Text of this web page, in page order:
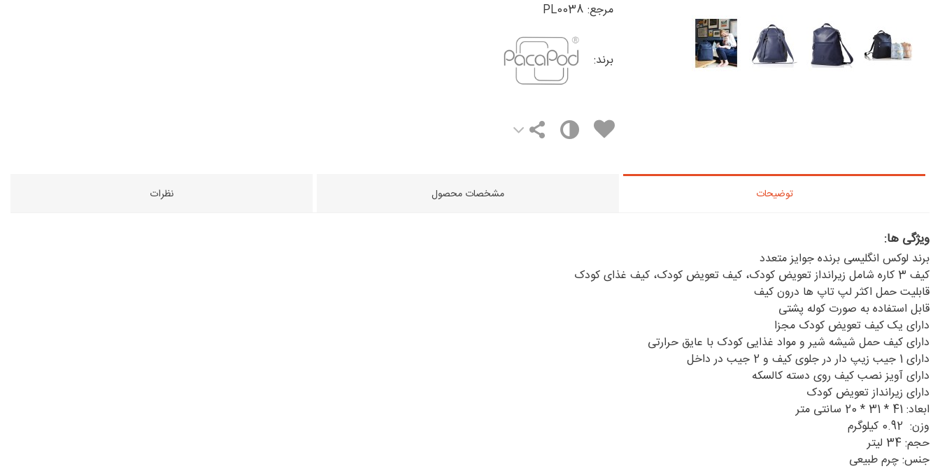
مرجع: PL0038
برند:
توضیحات مشخصات محصول نظرات
ویژگی ها:
برند لوکس انگلیسی برنده جوایز متعدد
کیف 3 کاره شامل زیرانداز تعویض کودک، کیف تعویض کودک، کیف غذای کودک
قابلیت حمل اکثر لپ تاپ ها درون کیف
قابل استفاده به صورت کوله پشتی
دارای یک کیف تعویض کودک مجزا
دارای کیف حمل شیشه شیر و مواد غذایی کودک با عایق حرارتی
دارای 1 جیب زیپ دار در جلوی کیف و 2 جیب در داخل
دارای آویز نصب کیف روی دسته کالسکه
دارای زیرانداز تعویض کودک
ابعاد: 41 * 31 * 20 سانتی متر
وزن: 0.92 کیلوگرم
حجم: 34 لیتر
جنس: چرم طبیعی